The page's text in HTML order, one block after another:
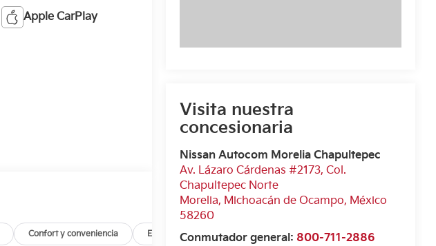
Visita nuestra
concesionaria
Nissan Autocom Morelia Chapultepec
Av. Lázaro Cárdenas #2173, Col.
Chapultepec Norte
Morelia, Michoacán de Ocampo, México
58260
Conmutador general: 800-711-2886
Apple CarPlay
Confort y conveniencia Exterior Infoentretenimiento Interior Opciones